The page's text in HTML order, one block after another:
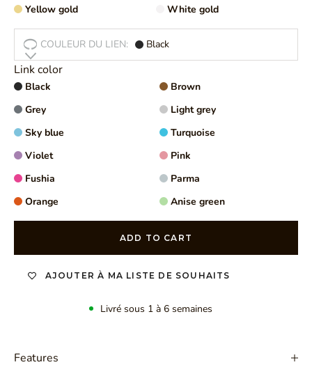
Yellow gold White gold
COULEUR DU LIEN: Black
Link color
Black
Brown
Grey
Light grey
Sky blue
Turquoise
Violet
Pink
Fushia
Parma
Orange
Anise green
ADD TO CART
AJOUTER À MA LISTE DE SOUHAITS
Livré sous 1 à 6 semaines
Features